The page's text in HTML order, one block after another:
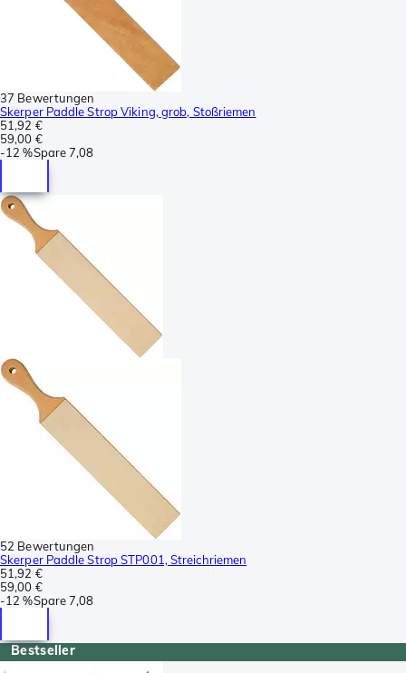
37 Bewertungen
Skerper Paddle Strop Viking, grob, Stoßriemen
51,92 €
59,00 €
-12 %Spare7,08
52 Bewertungen
Skerper Paddle Strop STP001, Streichriemen
51,92 €
59,00 €
-12 %Spare7,08
Bestseller